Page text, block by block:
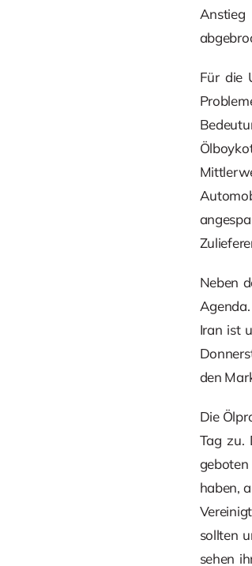
Für die
Neben
Iran ist
den
Die
Tag zu.
haben,
sollten
sehen